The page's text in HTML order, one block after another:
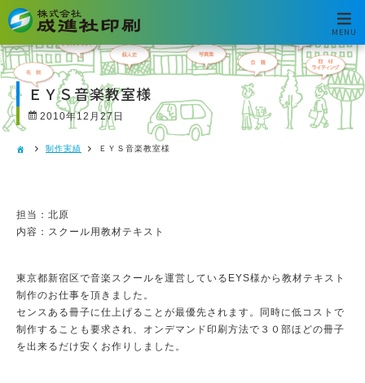
MENU
ＥＹＳ音楽教室様
2010年12月27日
制作実績 ＥＹＳ音楽教室様
担当：北原
内容：スクール用教材テキスト
東京都新宿区で音楽スクールを運営しているEYS様から教材テキスト
制作のお仕事を頂きました。
センスある冊子に仕上げることが最優先されます。同時に低コストで
制作することも要求され、オンデマンド印刷方法で３０部ほどの冊子
を出来るだけ安くお作りしました。